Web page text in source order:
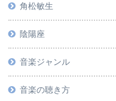
角松敏生
陰陽座
音楽ジャンル
音楽の聴き方